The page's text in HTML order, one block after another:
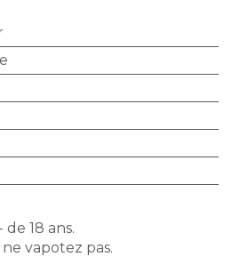
18 ans.
vapotez pas.